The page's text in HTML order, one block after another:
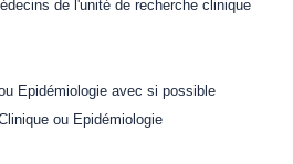
de l'unité de recherche clinique
Epidémiologie avec si possible
ou Epidémiologie